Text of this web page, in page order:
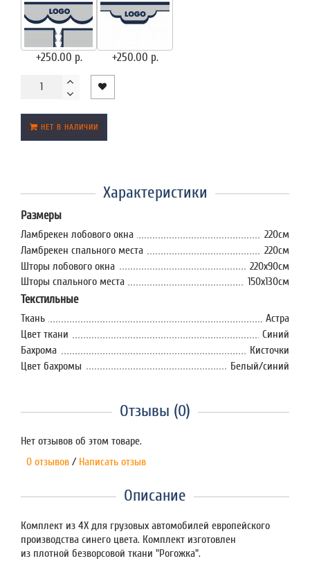
+250.00 р. +250.00 р.
НЕТ В НАЛИЧИИ
Характеристики
Размеры
Ламбрекен лобового окна
220см
Ламбрекен спального места
220см
Шторы лобового окна
220х90см
Шторы спального места
150х130см
Текстильные
Ткань
Астра
Цвет ткани
Синий
Бахрома
Кисточки
Цвет бахромы
Белый/синий
Отзывы (0)
Нет отзывов об этом товаре.
0 отзывов / Написать отзыв
Описание
Комплект из 4Х для грузовых автомобилей европейского
производства синего цвета. Комплект изготовлен
из плотной безворсовой ткани "Рогожка".